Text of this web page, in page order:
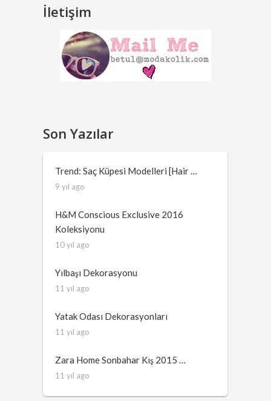
İletişim
Son Yazılar
Trend: Saç Küpesi Modelleri [Hair …
9 yıl ago
H&M Conscious Exclusive 2016
Koleksiyonu
10 yıl ago
Yılbaşı Dekorasyonu
11 yıl ago
Yatak Odası Dekorasyonları
11 yıl ago
Zara Home Sonbahar Kış 2015 …
11 yıl ago